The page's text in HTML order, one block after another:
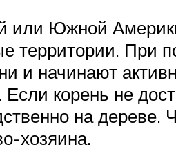
или Южной
территории. При
и начинают
корень не
на дереве.
хозяина.